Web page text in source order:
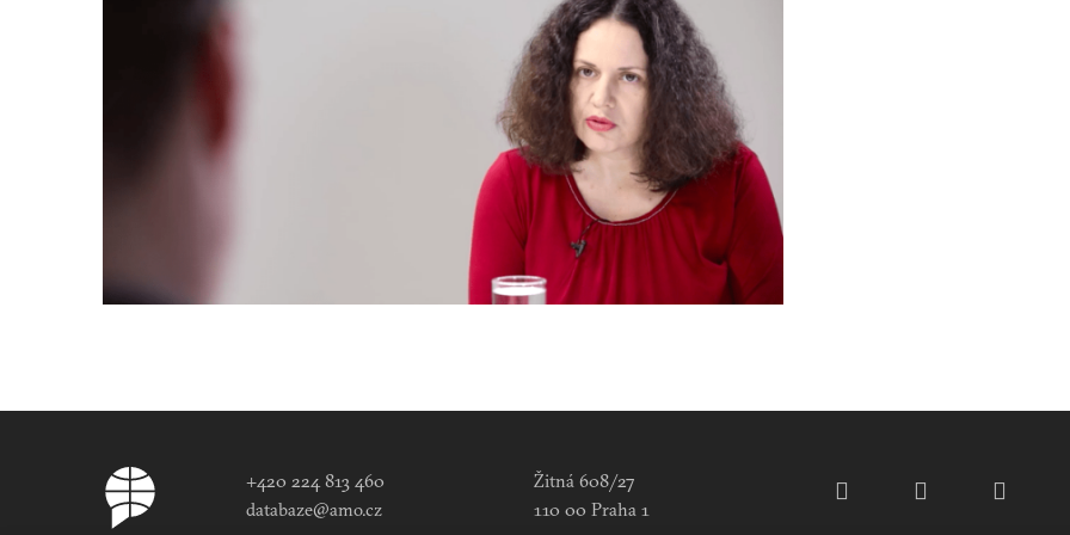
+420 224 813 460
databaze@amo.cz
Žitná 608/27
110 00 Praha 1